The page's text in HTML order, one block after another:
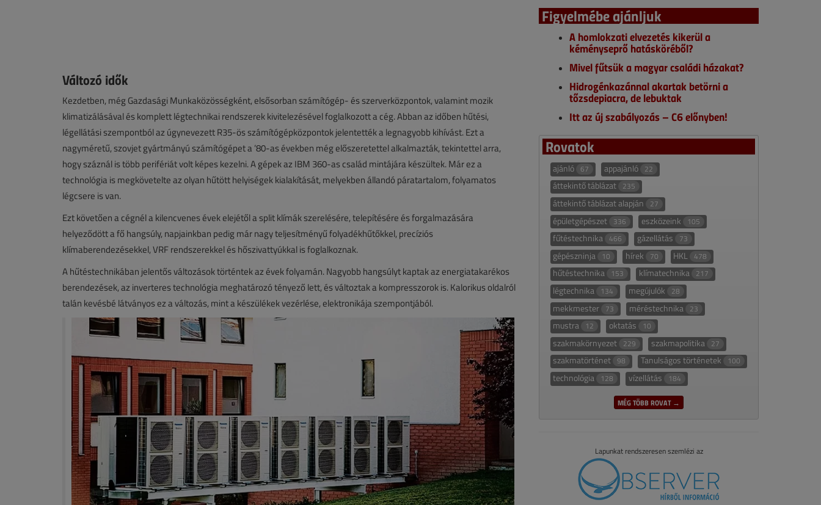
Változó idők
Kezdetben, még Gazdasági Munkaközösségként, elsősorban számítógép- és szerverközpontok, valamint mozik
klimatizálásával és komplett légtechnikai rendszerek kivitelezésével foglalkozott a cég. Abban az időben hűtési,
légellátási szempontból az úgynevezett R35-ös számítógépközpontok jelentették a legnagyobb kihívást. Ezt a
nagyméretű, szovjet gyártmányú számítógépet a ’80-as években még előszeretettel alkalmazták, tekintettel arra,
hogy száznál is több perifériát volt képes kezelni. A gépek az IBM 360-as család mintájára készültek. Már ez a
technológia is megkövetelte az olyan hűtött helyiségek kialakítását, melyekben állandó páratartalom, folyamatos
légcsere is van.
Ezt követően a cégnél a kilencvenes évek elejétől a split klímák szerelésére, telepítésére és forgalmazására
helyeződött a fő hangsúly, napjainkban pedig már nagy teljesítményű folyadékhűtőkkel, precíziós
klímaberendezésekkel, VRF rendszerekkel és hőszivattyúkkal is foglalkoznak.
A hűtéstechnikában jelentős változások történtek az évek folyamán. Nagyobb hangsúlyt kaptak az energiatakarékos
berendezések, az inverteres technológia meghatározó tényező lett, és változtak a kompresszorok is. Kalorikus oldalról
talán kevésbé látványos ez a változás, mint a készülékek vezérlése, elektronikája szempontjából.
Figyelmébe ajánljuk
A homlokzati elvezetés kikerül a
kéményseprő hatásköréből?
Mivel fűtsük a magyar családi házakat?
Hidrogénkazánnal akartak betörni a
tőzsdepiacra, de lebuktak
Itt az új szabályozás – C6 előnyben!
Rovatok
ajánló 67 appajánló 22
áttekintő táblázat 235
áttekintő táblázat alapján 27
épületgépészet 336 eszközeink 105
fűtéstechnika 466 gázellátás 73
gépészninja 10 hírek 70 HKL 478
hűtéstechnika 153 klímatechnika 217
légtechnika 134 megújulók 28
mekkmester 73 méréstechnika 23
mustra 12 oktatás 10
szakmakörnyezet 229 szakmapolitika 27
szakmatörténet 98 Tanulságos történetek 100
technológia 128 vízellátás 184
MÉG TÖBB ROVAT →
Lapunkat rendszeresen szemlézi az